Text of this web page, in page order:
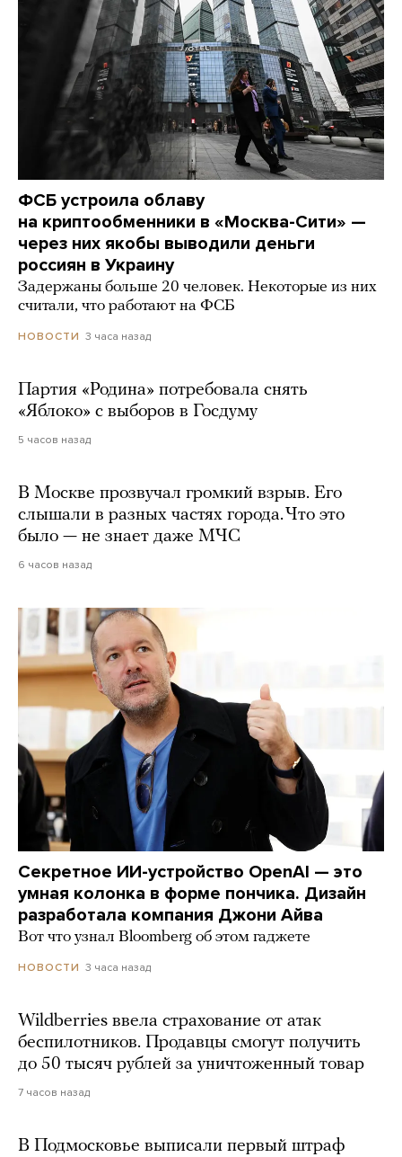
ФСБ устроила облаву
на криптообменники в «Москва-Сити» —
через них якобы выводили деньги
россиян в Украину
Задержаны больше 20 человек. Некоторые из них
считали, что работают на ФСБ
НОВОСТИ 3 часа назад
Партия «Родина» потребовала снять
«Яблоко» с выборов в Госдуму
5 часов назад
В Москве прозвучал громкий взрыв. Его
слышали в разных частях города. Что это
было — не знает даже МЧС
6 часов назад
Секретное ИИ-устройство OpenAI — это
умная колонка в форме пончика. Дизайн
разработала компания Джони Айва
Вот что узнал Bloomberg об этом гаджете
НОВОСТИ 3 часа назад
Wildberries ввела страхование от атак
беспилотников. Продавцы смогут получить
до 50 тысяч рублей за уничтоженный товар
7 часов назад
В Подмосковье выписали первый штраф